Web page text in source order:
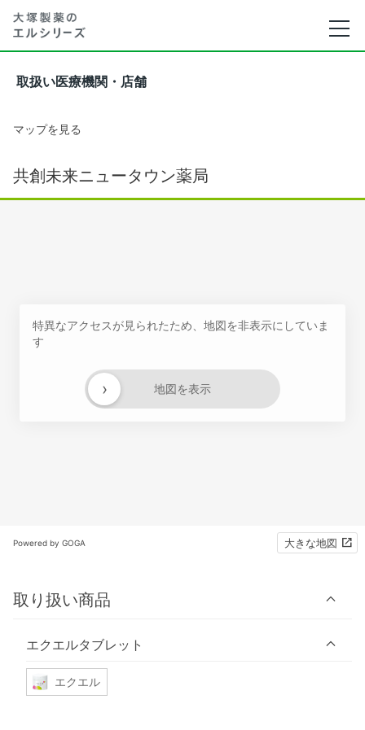
取扱い医療機関・店舗
マップを見る
共創未来ニュータウン薬局
特異なアクセスが見られたため、地図を非表示にしていま
す
地図を表示
›
Powered by GOGA 大きな地図
取り扱い商品
エクエルタブレット
エクエル